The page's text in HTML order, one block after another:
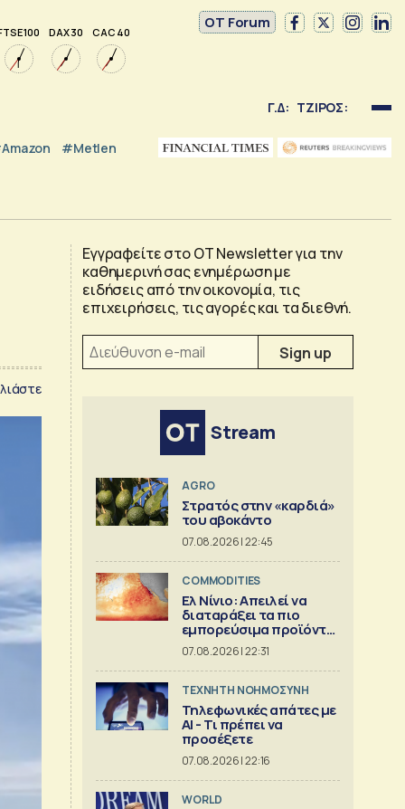
100 DAX 30 CAC 40
OT Forum
Γ.Δ: ΤΖΙΡΟΣ:
#Metlen
Εγγραφείτε στο OT Newsletter για την
καθημερινή σας ενημέρωση με
ειδήσεις από την οικονομία, τις
επιχειρήσεις, τις αγορές και τα διεθνή.
Stream
AGRO
Στρατός στην «καρδιά»
του αβοκάντο
07.08.2026 | 22:45
COMMODITIES
Ελ Νίνιο: Απειλεί να
διαταράξει τα πιο
εμπορεύσιμα προϊόντα
στον κόσμο
07.08.2026 | 22:31
TΕΧΝΗΤΗ ΝΟΗΜΟΣΥΝΗ
Τηλεφωνικές απάτες με
ΑΙ - Τι πρέπει να
προσέξετε
07.08.2026 | 22:16
WORLD